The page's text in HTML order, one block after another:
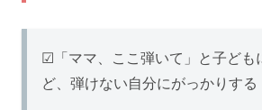
☑「ママ、ここ弾いて」と子ども
ど、弾けない自分にがっかりする